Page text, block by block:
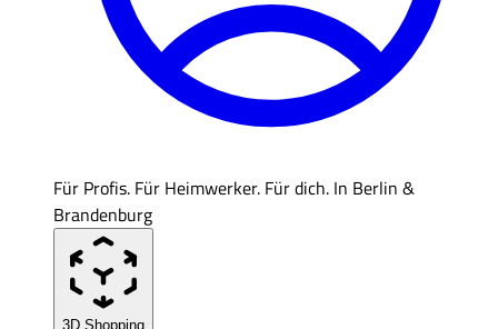
Für Profis. Für Heimwerker. Für dich. In Berlin &
Brandenburg
3D Shopping